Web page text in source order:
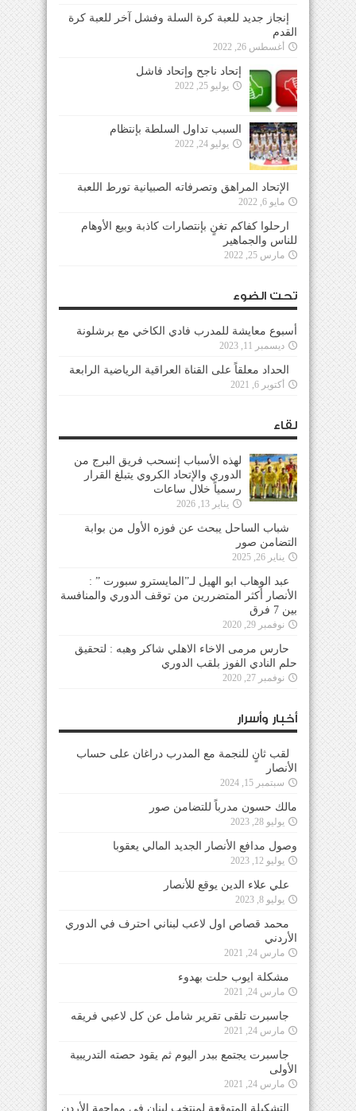
إنجاز جديد للعبة كرة السلة وفشل آخر للعبة كرة
القدم
أغسطس 26, 2022
إتحاد ناجح وإتحاد فاشل
يوليو 25, 2022
السبب تداول السلطة بإنتظام
يوليو 24, 2022
الإتحاد المراهق وتصرفاته الصبيانية تورط اللعبة
مايو 6, 2022
ارحلوا كفاكم تغنٍ بإنتصارات كاذبة وبيع الأوهام
للناس والجماهير
مارس 25, 2022
تحت الضوء
أسبوع معايشة للمدرب فادي الكاخي مع برشلونة
ديسمبر 11, 2023
الحداد معلقاً على القناة العراقية الرياضية الرابعة
أكتوبر 6, 2021
لقاء
لهذه الأسباب إنسحب فريق البرج من
الدوري والإتحاد الكروي يتبلغ القرار
رسمياً خلال ساعات
يناير 13, 2026
شباب الساحل يبحث عن فوزه الأول من بوابة
التضامن صور
يناير 26, 2025
عبد الوهاب ابو الهيل لـ”المايسترو سبورت ” :
الأنصار أكثر المتضررين من توقف الدوري والمنافسة
بين 7 فرق
نوفمبر 29, 2020
حارس مرمى الاخاء الاهلي شاكر وهبه : لتحقيق
حلم النادي الفوز بلقب الدوري
نوفمبر 27, 2020
أخبار وأسرار
لقب ثانٍ للنجمة مع المدرب دراغان على حساب
الأنصار
سبتمبر 15, 2024
مالك حسون مدرباً للتضامن صور
يوليو 28, 2023
وصول مدافع الأنصار الجديد المالي يعقوبا
يوليو 12, 2023
علي علاء الدين يوقع للأنصار
يوليو 8, 2023
محمد قصاص اول لاعب لبناني احترف في الدوري
الأردني
مارس 24, 2021
مشكلة ايوب حلت بهدوء
مارس 24, 2021
جاسبرت تلقى تقرير شامل عن كل لاعبي فريقه
مارس 24, 2021
جاسبرت يجتمع ببدر اليوم ثم يقود حصته التدريبية
الأولى
مارس 24, 2021
التشكيلة المتوقعة لمنتخب لبنان في مواجهة الأردن